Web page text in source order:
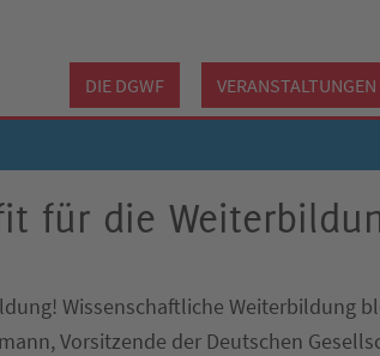
DIE DGWF VERANSTALTUNGEN
für die
Wissenschaftliche Weiterbildung
Vorsitzende der Deutschen